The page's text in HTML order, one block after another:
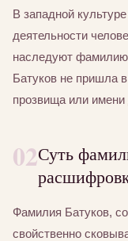
В западной
деятельности
наследуют
Батуков не пришла
прозвища или имени
02Суть
Фамилия Батуков,
свойственно